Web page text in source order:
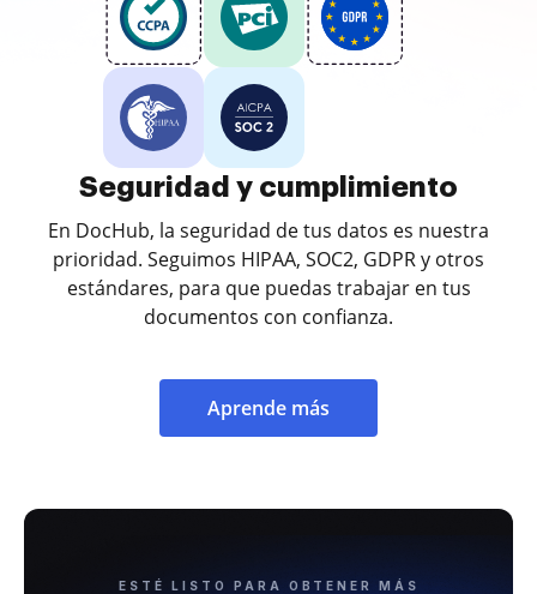
Seguridad y cumplimiento
En DocHub, la seguridad de tus datos es nuestra
prioridad. Seguimos HIPAA, SOC2, GDPR y otros
estándares, para que puedas trabajar en tus
documentos con confianza.
Aprende más
ESTÉ LISTO PARA OBTENER MÁS